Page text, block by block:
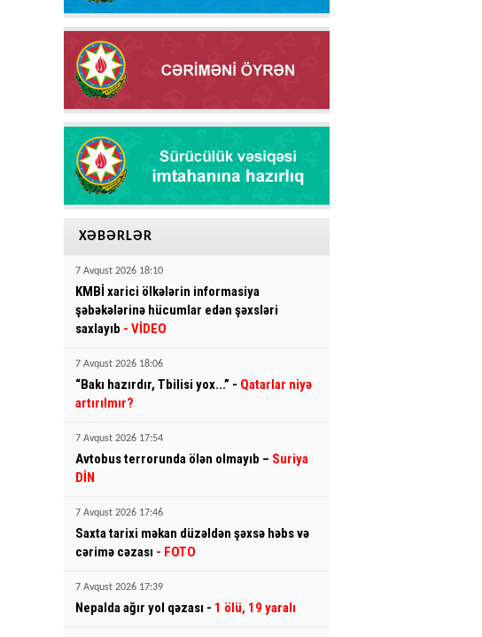
XƏBƏRLƏR
7 Avqust 2026 18:10
KMBİ xarici ölkələrin informasiya
şəbəkələrinə hücumlar edən şəxsləri
saxlayıb - VİDEO
7 Avqust 2026 18:06
“Bakı hazırdır, Tbilisi yox...” - Qatarlar niyə
artırılmır?
7 Avqust 2026 17:54
Avtobus terrorunda ölən olmayıb – Suriya
DİN
7 Avqust 2026 17:46
Saxta tarixi məkan düzəldən şəxsə həbs və
cərimə cəzası - FOTO
7 Avqust 2026 17:39
Nepalda ağır yol qəzası - 1 ölü, 19 yaralı